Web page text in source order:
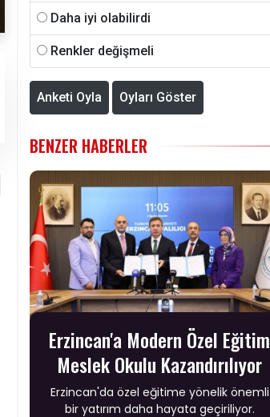
Daha iyi olabilirdi
Renkler değişmeli
Anketi Oyla Oyları Göster
BENZER HABERLER
Erzincan'a Modern Özel Eğitim
Meslek Okulu Kazandırılıyor
Erzincan'da özel eğitime yönelik önemli
bir yatırım daha hayata geçiriliyor.